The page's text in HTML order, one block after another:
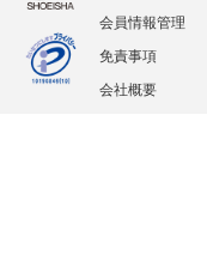
会員情報管理
免責事項
会社概要